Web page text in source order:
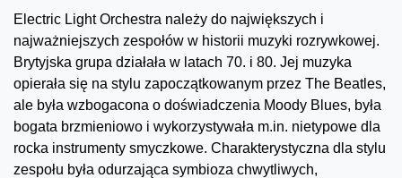
Electric Light Orchestra należy do największych i
najważniejszych zespołów w historii muzyki rozrywkowej.
Brytyjska grupa działała w latach 70. i 80. Jej muzyka
opierała się na stylu zapoczątkowanym przez The Beatles,
ale była wzbogacona o doświadczenia Moody Blues, była
bogata brzmieniowo i wykorzystywała m.in. nietypowe dla
rocka instrumenty smyczkowe. Charakterystyczna dla stylu
zespołu była odurzająca symbioza chwytliwych,